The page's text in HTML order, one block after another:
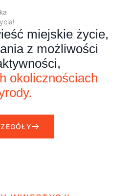
miejskie życie,
z możliwości
okolicznościach